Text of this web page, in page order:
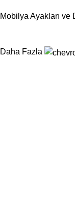
Mobilya Ayakları ve
Daha Fazla